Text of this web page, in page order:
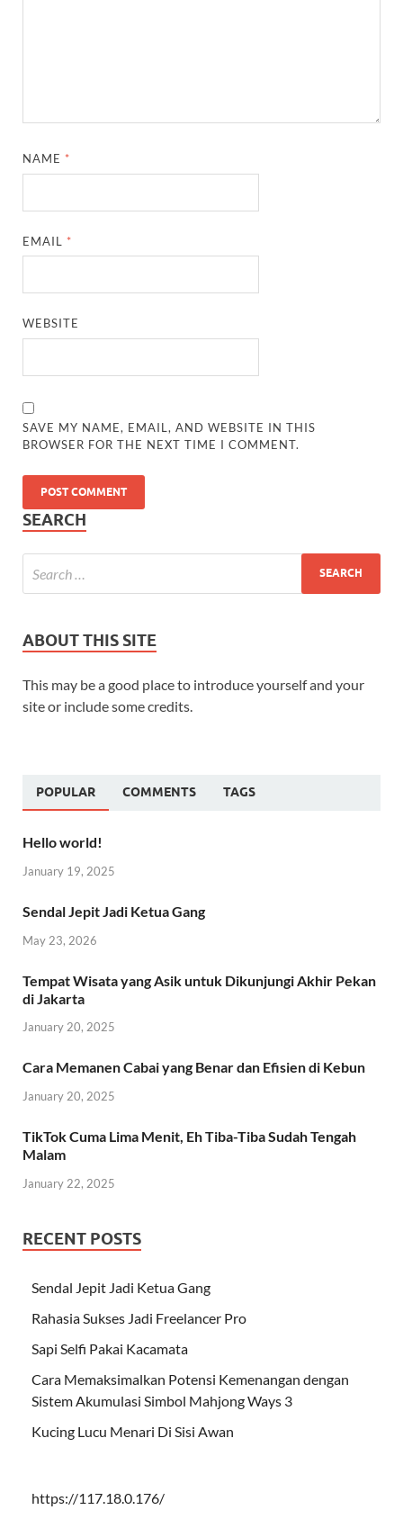
NAME *
EMAIL *
WEBSITE
SAVE MY NAME, EMAIL, AND WEBSITE IN THIS
BROWSER FOR THE NEXT TIME I COMMENT.
SEARCH
ABOUT THIS SITE
This may be a good place to introduce yourself and your
site or include some credits.
POPULAR COMMENTS TAGS
Hello world!
January 19, 2025
Sendal Jepit Jadi Ketua Gang
May 23, 2026
Tempat Wisata yang Asik untuk Dikunjungi Akhir Pekan
di Jakarta
January 20, 2025
Cara Memanen Cabai yang Benar dan Efisien di Kebun
January 20, 2025
TikTok Cuma Lima Menit, Eh Tiba-Tiba Sudah Tengah
Malam
January 22, 2025
RECENT POSTS
Sendal Jepit Jadi Ketua Gang
Rahasia Sukses Jadi Freelancer Pro
Sapi Selfi Pakai Kacamata
Cara Memaksimalkan Potensi Kemenangan dengan
Sistem Akumulasi Simbol Mahjong Ways 3
Kucing Lucu Menari Di Sisi Awan
https://117.18.0.176/